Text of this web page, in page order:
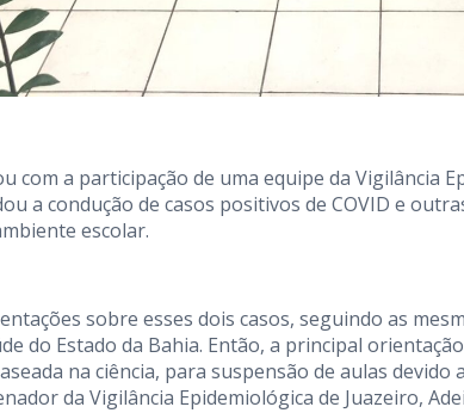
com a participação de uma equipe da Vigilância
a condução de casos positivos de COVID e
escolar.
sobre esses dois casos, seguindo as
do Estado da Bahia. Então, a principal
na ciência, para suspensão de aulas devido
da Vigilância Epidemiológica de Juazeiro,